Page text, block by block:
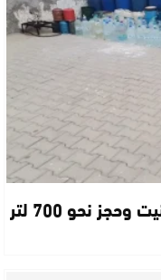
تفكيك مصنع تقليدي للماحيا بتزنيت وحجز نحو 700 لتر